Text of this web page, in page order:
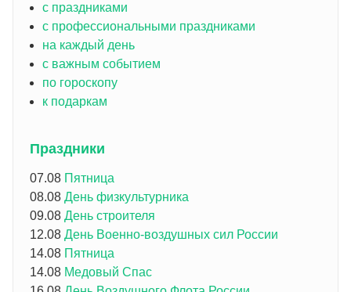
с праздниками
с профессиональными праздниками
на каждый день
с важным событием
по гороскопу
к подаркам
Праздники
07.08 Пятница
08.08 День физкультурника
09.08 День строителя
12.08 День Военно-воздушных сил России
14.08 Пятница
14.08 Медовый Спас